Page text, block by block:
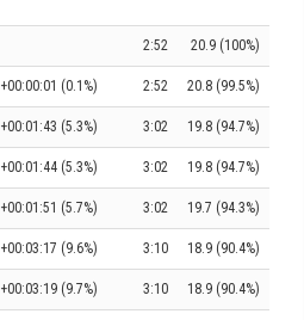
2:52 20.9 (100%)
+00:00:01 (0.1%) 2:52 20.8 (99.5%)
+00:01:43 (5.3%) 3:02 19.8 (94.7%)
+00:01:44 (5.3%) 3:02 19.8 (94.7%)
+00:01:51 (5.7%) 3:02 19.7 (94.3%)
+00:03:17 (9.6%) 3:10 18.9 (90.4%)
+00:03:19 (9.7%) 3:10 18.9 (90.4%)